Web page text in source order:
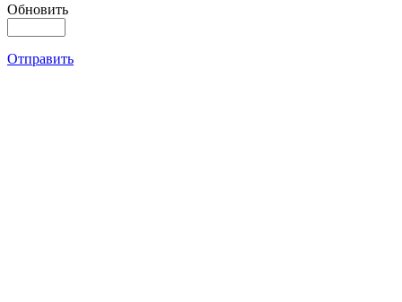
Обновить
Отправить